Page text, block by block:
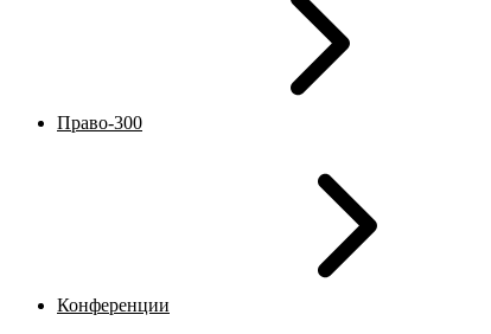
Право-300
Конференции